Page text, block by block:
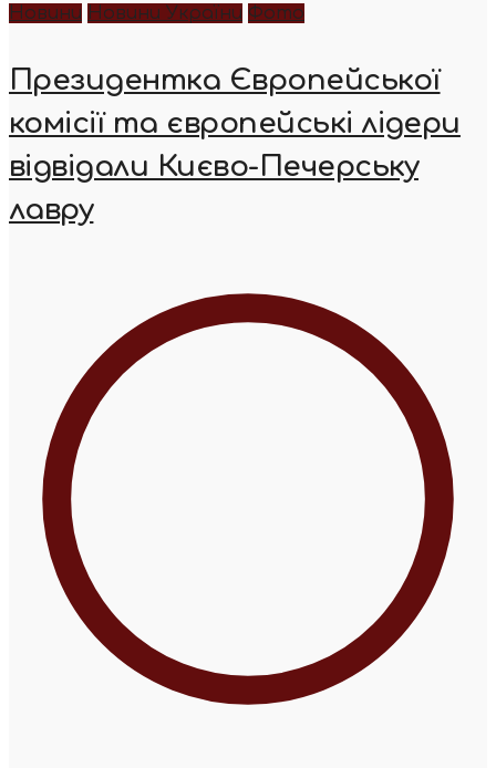
Новини Новини України Фото
Президентка Європейської
комісії та європейські лідери
відвідали Києво-Печерську
лавру